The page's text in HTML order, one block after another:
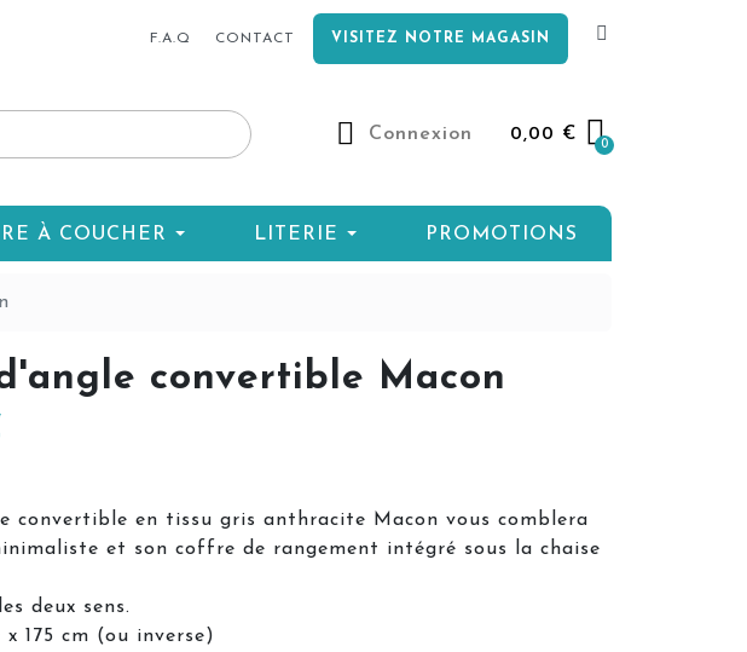
F.A.Q CONTACT VISITEZ NOTRE MAGASIN
Connexion 0,00 €
À COUCHER LITERIE PROMOTIONS
convertible Macon
convertible en tissu gris anthracite Macon vous comblera
et son coffre de rangement intégré sous la chaise
deux sens.
175 cm (ou inverse)